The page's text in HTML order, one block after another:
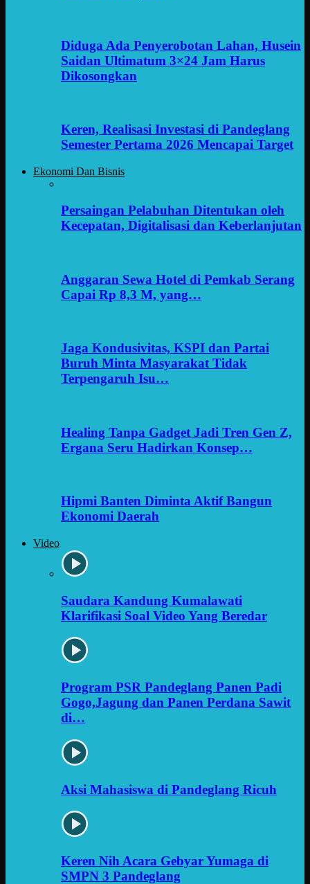
Diduga Ada Penyerobotan Lahan, Husein
Saidan Ultimatum 3×24 Jam Harus
Dikosongkan
Keren, Realisasi Investasi di Pandeglang
Semester Pertama 2026 Mencapai Target
Ekonomi Dan Bisnis
Persaingan Pelabuhan Ditentukan oleh
Kecepatan, Digitalisasi dan Keberlanjutan
Anggaran Sewa Hotel di Pemkab Serang
Capai Rp 8,3 M, yang…
Jaga Kondusivitas, KSPI dan Partai
Buruh Minta Masyarakat Tidak
Terpengaruh Isu…
Healing Tanpa Gadget Jadi Tren Gen Z,
Ergana Seru Hadirkan Konsep…
Hipmi Banten Diminta Aktif Bangun
Ekonomi Daerah
Video
Saudara Kandung Kumalawati
Klarifikasi Soal Video Yang Beredar
Program PSR Pandeglang Panen Padi
Gogo,Jagung dan Panen Perdana Sawit
di…
Aksi Mahasiswa di Pandeglang Ricuh
Keren Nih Acara Gebyar Yumaga di
SMPN 3 Pandeglang